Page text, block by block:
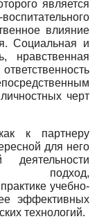
является
влияние
Социальная и
нравственная
черт
к партнеру
для него
подход,
учебно-
эффективных
технологий.